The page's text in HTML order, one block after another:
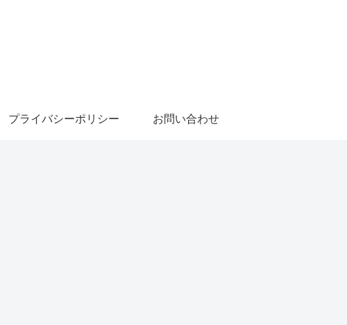
プライバシーポリシー お問い合わせ